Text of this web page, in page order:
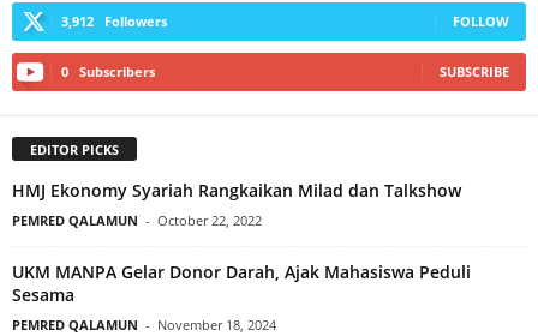
3,912 Followers FOLLOW
0 Subscribers SUBSCRIBE
EDITOR PICKS
HMJ Ekonomy Syariah Rangkaikan Milad dan Talkshow
PEMRED QALAMUN - October 22, 2022
UKM MANPA Gelar Donor Darah, Ajak Mahasiswa Peduli
Sesama
PEMRED QALAMUN - November 18, 2024